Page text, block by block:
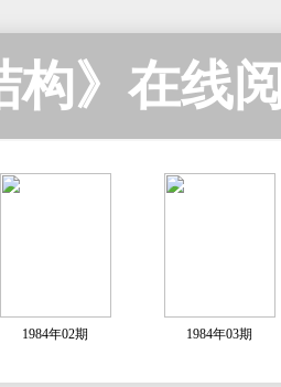
构》在线
1984年02期 1984年03期